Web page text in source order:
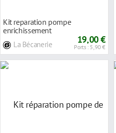
Kit reparation pompe
enrichissement
La Bécanerie 19,00 €
Ports : 5,90 €